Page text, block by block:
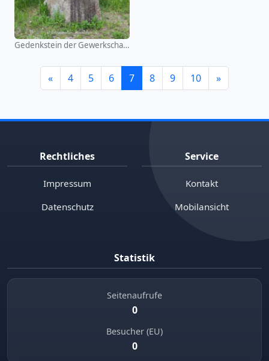
Gedenkstein der Gewerkschaft IGM
« 4 5 6 7 8 9 10 »
Rechtliches
Impressum
Datenschutz
Service
Kontakt
Mobilansicht
Statistik
Seitenaufrufe
0
Besucher (EU)
0